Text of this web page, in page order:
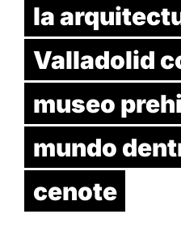
la
Valladolid
museo
mundo
cenote